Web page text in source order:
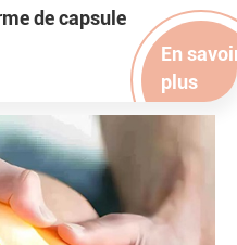
de capsule
En
plus